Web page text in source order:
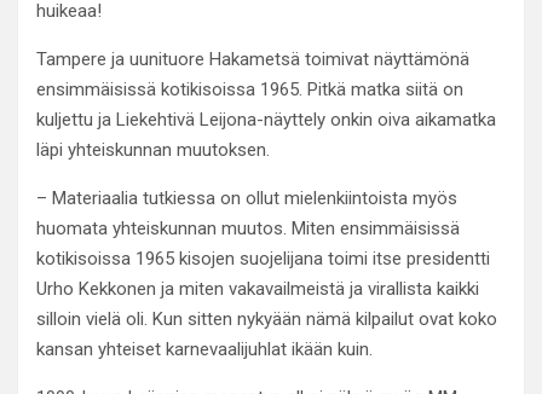
huikeaa!
Tampere ja uunituore Hakametsä toimivat näyttämönä
ensimmäisissä kotikisoissa 1965. Pitkä matka siitä on
kuljettu ja Liekehtivä Leijona-näyttely onkin oiva aikamatka
läpi yhteiskunnan muutoksen.
– Materiaalia tutkiessa on ollut mielenkiintoista myös
huomata yhteiskunnan muutos. Miten ensimmäisissä
kotikisoissa 1965 kisojen suojelijana toimi itse presidentti
Urho Kekkonen ja miten vakavailmeistä ja virallista kaikki
silloin vielä oli. Kun sitten nykyään nämä kilpailut ovat koko
kansan yhteiset karnevaalijuhlat ikään kuin.